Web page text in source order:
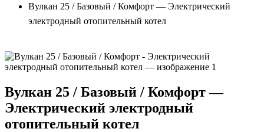
Вулкан 25 / Базовый / Комфорт — Электрический
электродный отопительный котел
Вулкан 25 / Базовый / Комфорт —
Электрический электродный
отопительный котел